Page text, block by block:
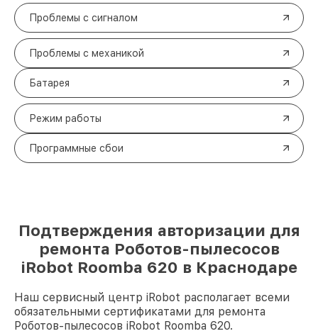
Проблемы с сигналом
Проблемы с механикой
Батарея
Режим работы
Программные сбои
Подтверждения авторизации для
ремонта Роботов-пылесосов
iRobot Roomba 620 в Краснодаре
Наш сервисный центр iRobot располагает всеми
обязательными сертификатами для ремонта
Роботов-пылесосов iRobot Roomba 620.